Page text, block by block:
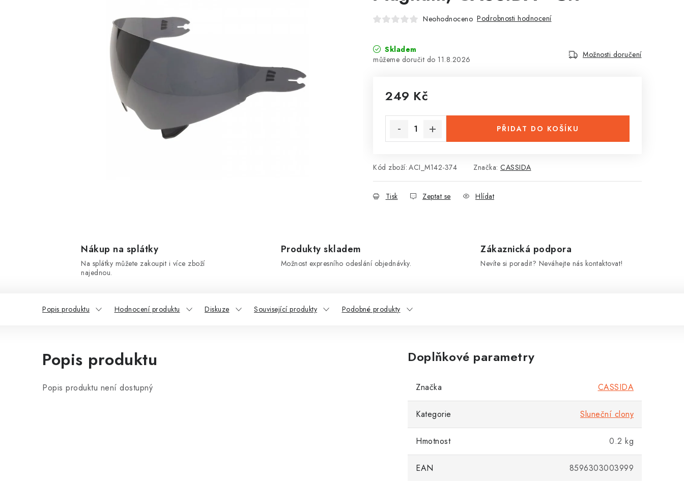
Neohodnoceno Podrobnosti hodnocení
Skladem
11.8.2026
Možnosti doručení
249 Kč
PŘIDAT DO KOŠÍKU
Kód zboží: ACI_M142-374 Značka: CASSIDA
Tisk Zeptat se Hlídat
Nákup na splátky
Na splátky můžete zakoupit i více zboží
najednou.
Produkty skladem
Možnost expresního odeslání objednávky.
Zákaznická podpora
Nevíte si poradit? Neváhejte nás kontaktovat!
Popis produktu Hodnocení produktu Diskuze Související produkty Podobné produkty
Popis produktu
Popis produktu není dostupný
Doplňkové parametry
Značka CASSIDA
Kategorie Sluneční clony
Hmotnost 0.2 kg
EAN 8596303003999